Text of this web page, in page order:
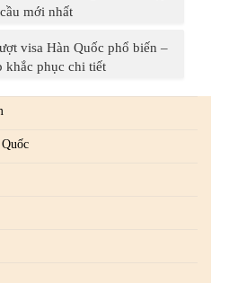
mới nhất
visa Hàn Quốc phổ biến –
khắc phục chi tiết